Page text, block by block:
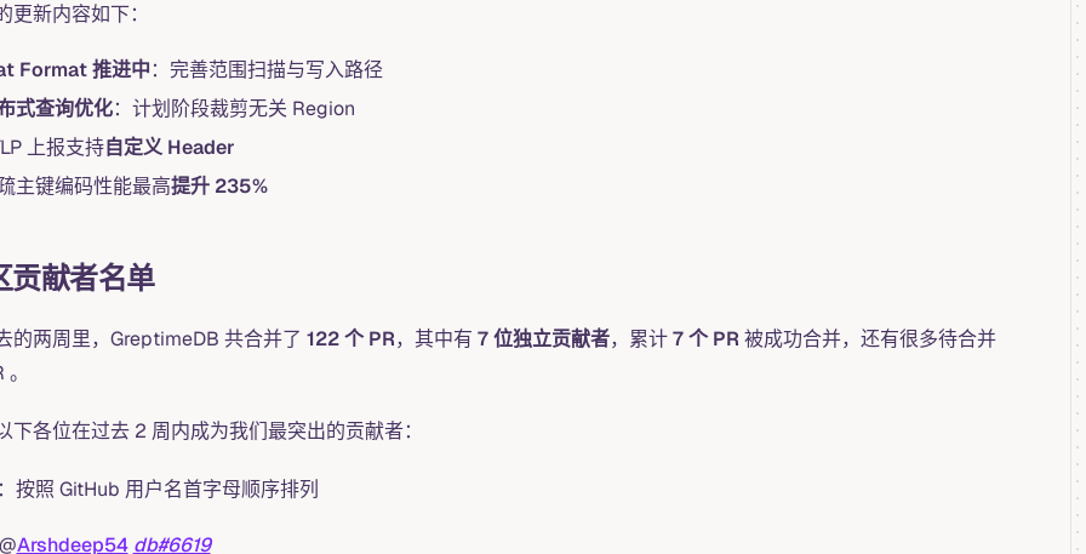
更新内容如下：
Format 推进中：完善范围扫描与写入路径
式查询优化：计划阶段裁剪无关 Region
上报支持自定义 Header
主键编码性能最高提升 235%
贡献者名单
的两周里，GreptimeDB 共合并了 122 个 PR，其中有 7 位独立贡献者，累计7 个 PR 被成功合并，还有很多待合并
下各位在过去 2 周内成为我们最突出的贡献者：
按照 GitHub 用户名首字母顺序排列
Arshdeep54 db#6619